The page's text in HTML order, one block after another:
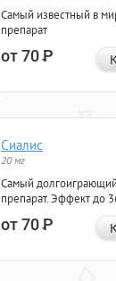
Самый известный в
препарат
от 70Р
Сиалис
20 мг
Самый долгоиграющий
препарат. Эффект до
от 70Р